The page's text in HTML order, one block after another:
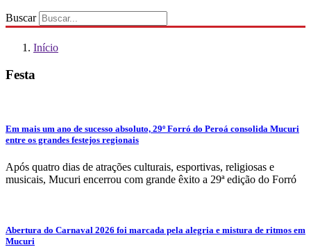
Buscar
Início
Festa
Em mais um ano de sucesso absoluto, 29º Forró do Peroá consolida Mucuri
entre os grandes festejos regionais
Após quatro dias de atrações culturais, esportivas, religiosas e
musicais, Mucuri encerrou com grande êxito a 29ª edição do Forró
Abertura do Carnaval 2026 foi marcada pela alegria e mistura de ritmos em
Mucuri